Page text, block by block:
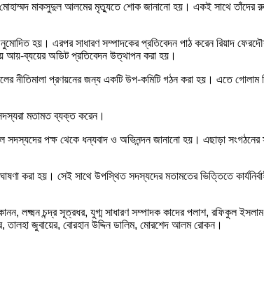
মোহাম্মদ মাকসুদুল আলমের মৃত্যুতে শোক জানানো হয়। একই সাথে তাঁদের
হয়। এরপর সাধারণ সম্পাদকের প্রতিবেদন পাঠ করেন রিয়াদ
আয়-ব্যয়ের অডিট প্রতিবেদন উত্থাপন করা হয়।
নীতিমালা প্রণয়নের জন্য একটি উপ-কমিটি গঠন করা হয়। এতে
মতামত ব্যক্ত করেন।
পক্ষ থেকে ধন্যবাদ ও অভিনন্দন জানানো হয়। এছাড়া সংগঠনের
করা হয়। সেই সাথে উপস্থিত সদস্যদের মতামতের ভিত্তিতে
লক্ষ্মন চন্দ্র সূত্রধর, যুগ্ম সাধারণ সম্পাদক কাদের পলাশ, রফিকুল
জুবায়ের, বোরহান উদ্দিন ডালিম, মোরশেদ আলম রোকন।